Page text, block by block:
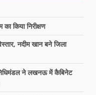
किया निरीक्षण
नदीम खान बने जिला
ने लखनऊ में कैबिनेट